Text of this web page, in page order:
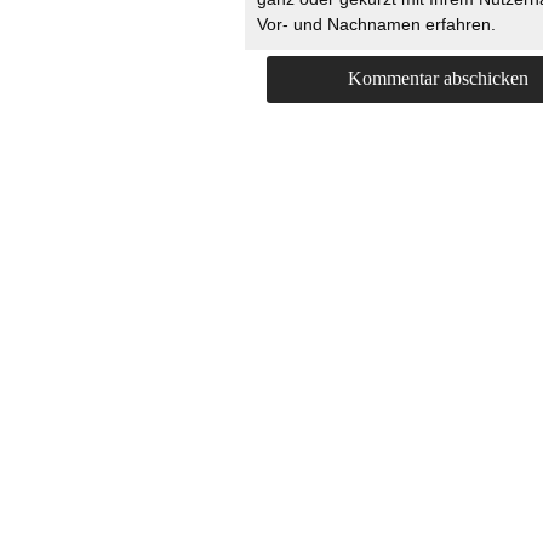
Vor- und Nachnamen erfahren.